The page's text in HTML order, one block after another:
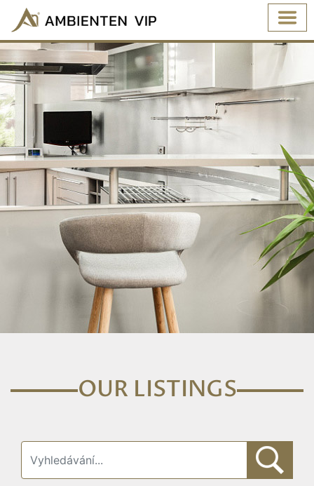
OUR LISTINGS